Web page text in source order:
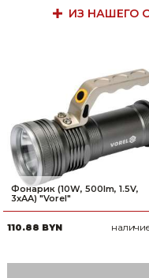
ИЗ НАШЕГО
Фонарик (10W, 500lm, 1.5V,
3xAA) "Vorel"
110.88 BYN